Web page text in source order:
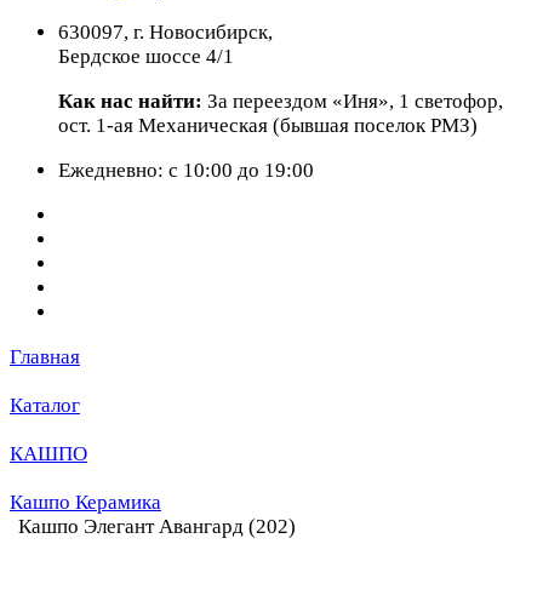
630097, г. Новосибирск,
Бердское шоссе 4/1
Как нас найти: За переездом «Иня», 1 светофор,
ост. 1-ая Механическая (бывшая поселок РМЗ)
Ежедневно: с 10:00 до 19:00
Главная
Каталог
КАШПО
Кашпо Керамика
Кашпо Элегант Авангард (202)